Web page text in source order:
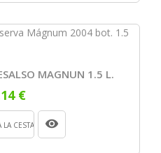
MAGNUN 1.5 L.
€
CESTA